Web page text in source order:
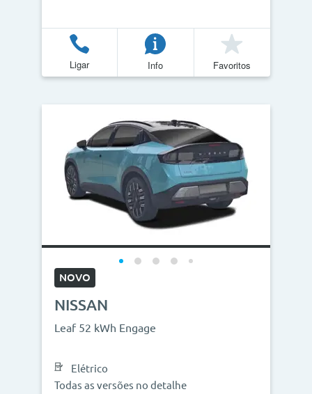
Ligar Info Favoritos
NOVO
NISSAN
Leaf 52 kWh Engage
Elétrico
Todas as versões no detalhe